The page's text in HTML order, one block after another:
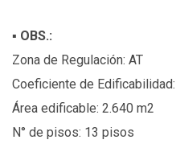
▪︎ OBS.:
Zona de Regulación: AT
Coeficiente de
Área edificable: 2.640 m2
N° de pisos: 13 pisos